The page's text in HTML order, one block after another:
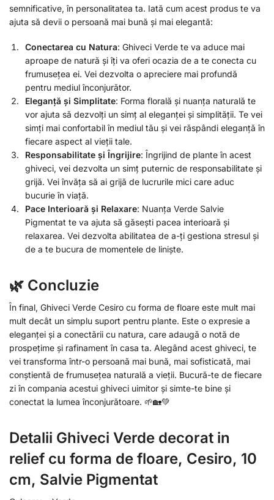
semnificative, în personalitatea ta. Iată cum acest produs te va
ajuta să devii o persoană mai bună și mai elegantă:
Conectarea cu Natura: Ghiveci Verde te va aduce mai
aproape de natură și îți va oferi ocazia de a te conecta cu
frumusețea ei. Vei dezvolta o apreciere mai profundă
pentru mediul înconjurător.
Eleganță și Simplitate: Forma florală și nuanța naturală te
vor ajuta să dezvolți un simț al eleganței și simplității. Te vei
simți mai confortabil în mediul tău și vei răspândi eleganță în
fiecare aspect al vieții tale.
Responsabilitate și Îngrijire: Îngrijind de plante în acest
ghiveci, vei dezvolta un simț puternic de responsabilitate și
grijă. Vei învăța să ai grijă de lucrurile mici care aduc
bucurie în viață.
Pace Interioară și Relaxare: Nuanța Verde Salvie
Pigmentat te va ajuta să găsești pacea interioară și
relaxarea. Vei dezvolta abilitatea de a-ți gestiona stresul și
de a te bucura de momentele de liniște.
🌿 Concluzie
În final, Ghiveci Verde Cesiro cu forma de floare este mult mai
mult decât un simplu suport pentru plante. Este o expresie a
eleganței și a conectării cu natura, care adaugă o notă de
prospețime și rafinament în casa ta. Alegând acest ghiveci, te
vei transforma într-o persoană mai bună, mai sofisticată, mai
conștientă de frumusețea naturală a vieții. Bucură-te de fiecare
zi în compania acestui ghiveci uimitor și simte-te bine și
conectat la lumea înconjurătoare. 🌱🏡💚
Detalii Ghiveci Verde decorat in
relief cu forma de floare, Cesiro, 10
cm, Salvie Pigmentat